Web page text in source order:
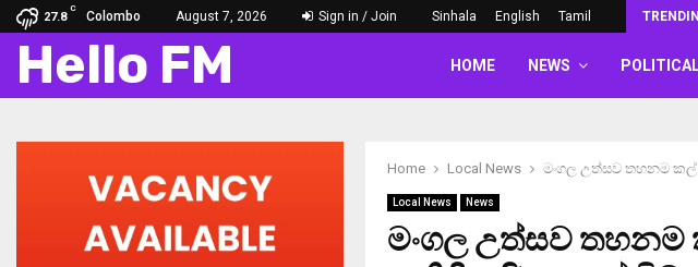
27.8
C
Colombo August 7, 2026 Sign in / Join Sinhala English Tamil
Hello FM HOME NEWS
Home Local News මංගල උත්සව තහනම කල්
Local News News
මංගල උත්සව තහනම